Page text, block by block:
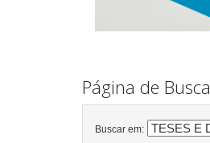
Página de Busca
Buscar em: